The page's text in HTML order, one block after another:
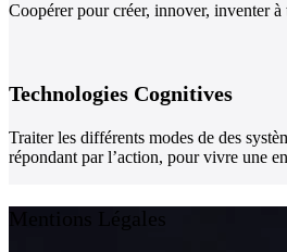
Coopérer pour créer, innover, inventer
Technologies Cognitives
Traiter les différents modes de des
répondant par l’action, pour vivre une
Mentions Légales